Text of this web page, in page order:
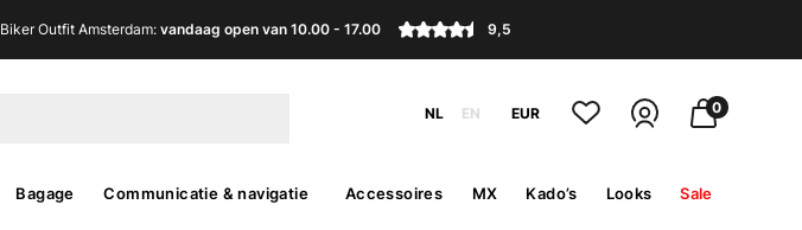
Biker Outfit Amsterdam:vandaag open van 10.00 - 17.00 9,5
NL EN EUR 0
Bagage Communicatie & navigatie Accessoires MX Kado’s Looks Sale